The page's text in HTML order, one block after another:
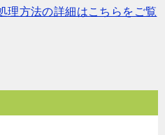
理方法の詳細はこちらをご覧